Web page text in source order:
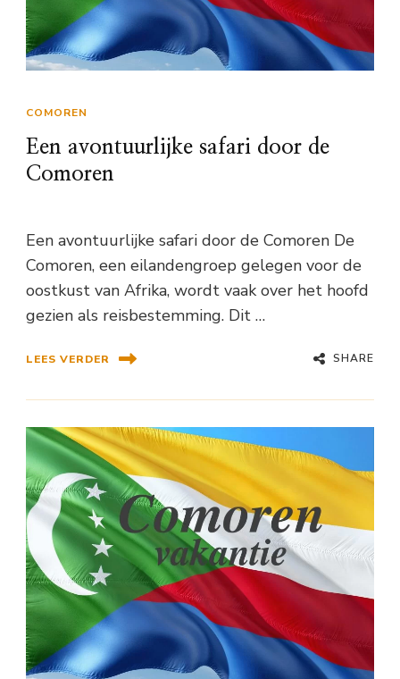
COMOREN
Een avontuurlijke safari door de
Comoren
Een avontuurlijke safari door de Comoren De
Comoren, een eilandengroep gelegen voor de
oostkust van Afrika, wordt vaak over het hoofd
gezien als reisbestemming. Dit …
LEES VERDER SHARE